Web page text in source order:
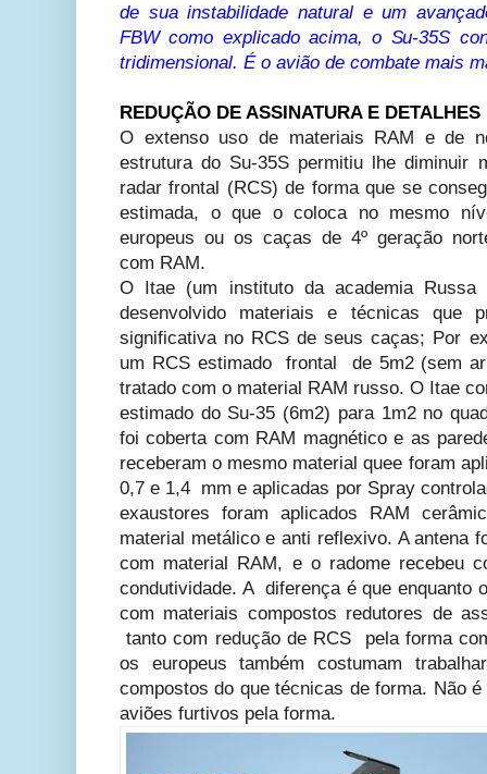
de sua instabilidade natural e um
FBW como explicado acima, o Su-35S
tridimensional. É o avião de combate mais
REDUÇÃO DE ASSINATURA E
O extenso uso de materiais RAM e de
estrutura do Su-35S permitiu lhe diminuir
radar frontal (RCS) de forma que se
estimada, o que o coloca no mesmo
europeus ou os caças de 4º geração
com RAM.
O Itae (um instituto da academia
desenvolvido materiais e técnicas que
significativa no RCS de seus caças; Por
um RCS estimado frontal de 5m2 (sem
tratado com o material RAM russo. O Itae
estimado do Su-35 (6m2) para 1m2 no
foi coberta com RAM magnético e as
receberam o mesmo material quee foram
0,7 e 1,4 mm e aplicadas por Spray
exaustores foram aplicados RAM
material metálico e anti reflexivo. A antena
com material RAM, e o radome recebeu
condutividade. A diferença é que enquanto
com materiais compostos redutores de
tanto com redução de RCS pela forma
os europeus também costumam
compostos do que técnicas de forma. Não
aviões furtivos pela forma.